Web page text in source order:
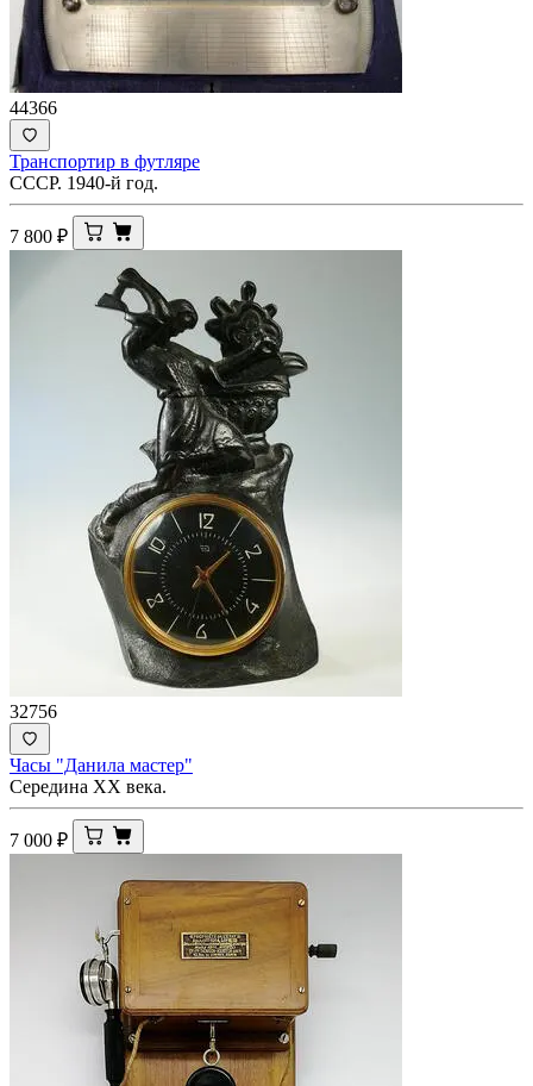
44366
Транспортир в футляре
СССР. 1940-й год.
7 800 ₽
32756
Часы "Данила мастер"
Середина ХХ века.
7 000 ₽